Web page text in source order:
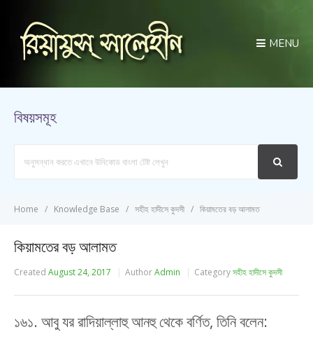
MENU
বিষয়সমূহ
Home Knowledge Base সহীহ হাদীসে কুদসী কিয়ামতের বড় আলামত
কিয়ামতের বড় আলামত
Created August 24, 2017 AuthorAdmin Categoryসহীহ হাদীসে কুদসী
১৬১. আবু যর রাদিয়াল্লাহু আনহু থেকে বর্ণিত, তিনি বলেন: